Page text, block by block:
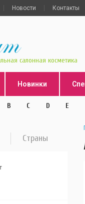
Новости Контакты
салонная косметика
Новинки
B C D E
Страны